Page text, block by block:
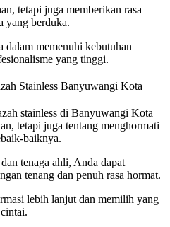
tetapi juga memberikan rasa
yang berduka.
dalam memenuhi kebutuhan
yang tinggi.
stainless di Banyuwangi Kota
tetapi juga tentang menghormati
baiknya.
tenaga ahli, Anda dapat
tenang dan penuh rasa hormat.
lebih lanjut dan memilih yang